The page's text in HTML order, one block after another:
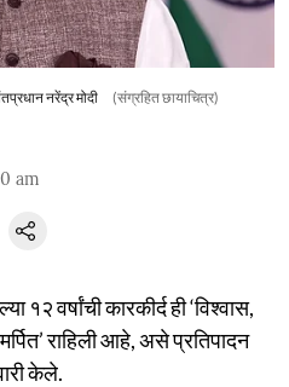
नरेंद्र मोदी (संग्रहित छायाचित्र)
am
१२ वर्षांची कारकीर्द ही ‘विश्वास,
राहिली आहे, असे प्रतिपादन
केले.